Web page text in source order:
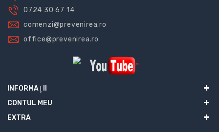
0724 30 67 14
comenzi@prevenirea.ro
office@prevenirea.ro
INFORMAŢII
CONTUL MEU
EXTRA